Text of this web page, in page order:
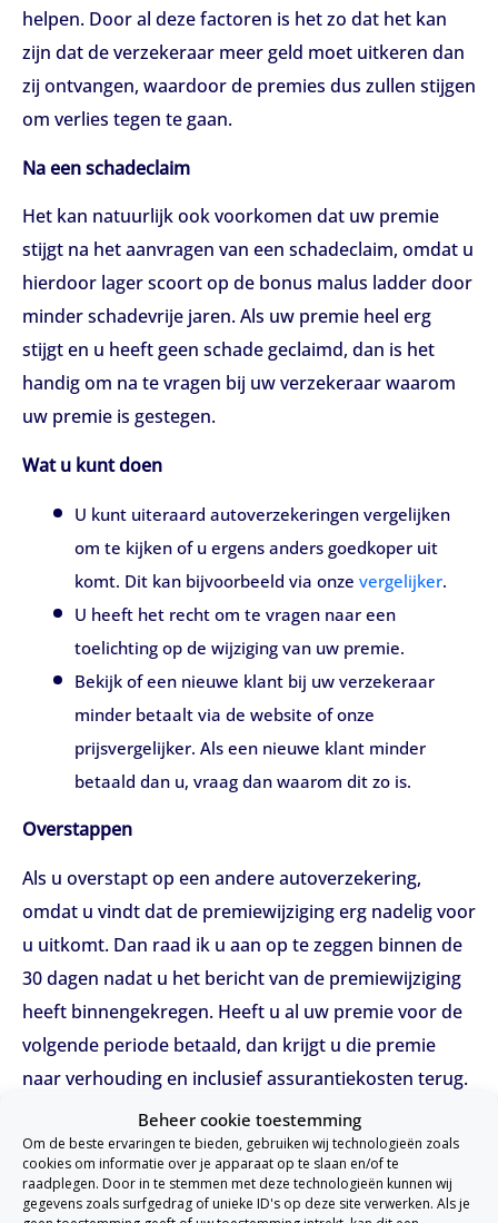
Beheer cookie toestemming
Om de beste ervaringen te bieden, gebruiken wij technologieën zoals
cookies om informatie over je apparaat op te slaan en/of te
raadplegen. Door in te stemmen met deze technologieën kunnen wij
gegevens zoals surfgedrag of unieke ID's op deze site verwerken. Als je
helpen. Door al deze factoren is het zo dat het kan
zijn dat de verzekeraar meer geld moet uitkeren dan
zij ontvangen, waardoor de premies dus zullen stijgen
om verlies tegen te gaan.
Na een schadeclaim
Het kan natuurlijk ook voorkomen dat uw premie
stijgt na het aanvragen van een schadeclaim, omdat u
hierdoor lager scoort op de bonus malus ladder door
minder schadevrije jaren. Als uw premie heel erg
stijgt en u heeft geen schade geclaimd, dan is het
handig om na te vragen bij uw verzekeraar waarom
uw premie is gestegen.
Wat u kunt doen
U kunt uiteraard autoverzekeringen vergelijken
om te kijken of u ergens anders goedkoper uit
komt. Dit kan bijvoorbeeld via onzevergelijker.
U heeft het recht om te vragen naar een
toelichting op de wijziging van uw premie.
Bekijk of een nieuwe klant bij uw verzekeraar
minder betaalt via de website of onze
prijsvergelijker. Als een nieuwe klant minder
betaald dan u, vraag dan waarom dit zo is.
Overstappen
Als u overstapt op een andere autoverzekering,
omdat u vindt dat de premiewijziging erg nadelig voor
u uitkomt. Dan raad ik u aan op te zeggen binnen de
30 dagen nadat u het bericht van de premiewijziging
heeft binnengekregen. Heeft u al uw premie voor de
volgende periode betaald, dan krijgt u die premie
naar verhouding en inclusief assurantiekosten terug.
Let dus goed op of u de desbetreffende assurantie
kosten ook terug hebt gekregen. Het kan wel zo zijn
dat er bij het opzeggen opzegkosten en/of
administratiekosten in rekening worden gebracht.